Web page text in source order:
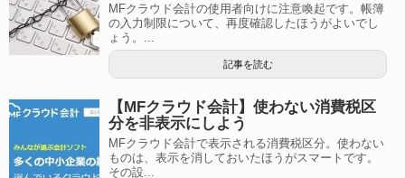
MFクラウド会計の使用者向けに注意喚起です。帳簿
の入力制限について、再度確認したほうがよいでし
ょう。...
記事を読む
【MFクラウド会計】使わない消費税区
分を非表示にしよう
MFクラウド会計で表示される消費税区分。使わない
ものは、表示を消しておいたほうがスマートです。
その設...